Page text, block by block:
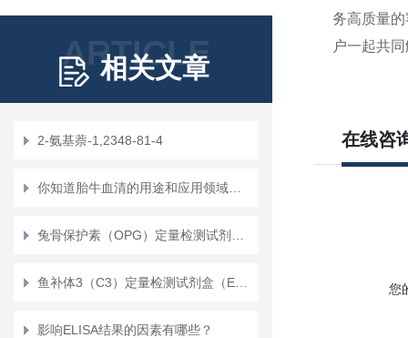
ARTICLE
相关文章
2-氨基萘-1,2348-81-4
影响ELISA结果的因素有哪些？
务高质量
户一起共
在线咨
您